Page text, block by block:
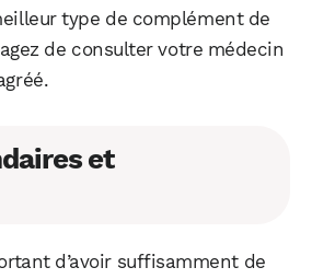
type de complément de
de consulter votre médecin
et
d’avoir suffisamment de